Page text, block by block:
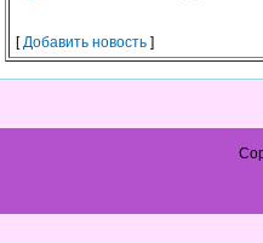
[Добавить новость ]